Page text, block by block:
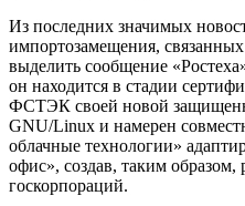
Из последних значимых
импортозамещения,
выделить сообщение
он находится в стадии
ФСТЭК своей новой
GNU/Linux и намерен
облачные технологии»
офис», создав, таким образом,
госкорпораций.